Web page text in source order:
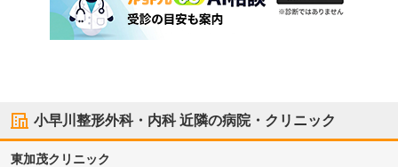
小早川整形外科・内科近隣の病院・クリニック
東加茂クリニック